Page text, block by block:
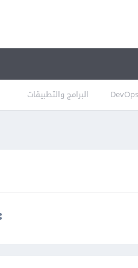
DevOps البرامج والتطبيقات